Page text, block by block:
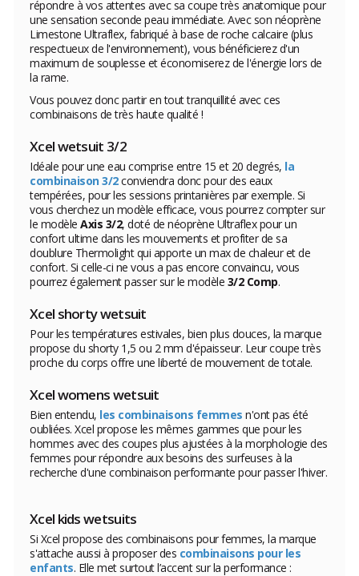
répondre à vos attentes avec sa coupe très anatomique pour
une sensation seconde peau immédiate. Avec son néoprène
Limestone Ultraflex, fabriqué à base de roche calcaire (plus
respectueux de l'environnement), vous bénéficierez d'un
maximum de souplesse et économiserez de l'énergie lors de
la rame.
Vous pouvez donc partir en tout tranquillité avec ces
combinaisons de très haute qualité !
Xcel wetsuit 3/2
Idéale pour une eau comprise entre 15 et 20 degrés, la
combinaison 3/2conviendra donc pour des eaux
tempérées, pour les sessions printanières par exemple. Si
vous cherchez un modèle efficace, vous pourrez compter sur
le modèle Axis 3/2, doté de néoprène Ultraflex pour un
confort ultime dans les mouvements et profiter de sa
doublure Thermolight qui apporte un max de chaleur et de
confort. Si celle-ci ne vous a pas encore convaincu, vous
pourrez également passer sur le modèle 3/2 Comp.
Xcel shorty wetsuit
Pour les températures estivales, bien plus douces, la marque
propose du shorty 1,5 ou 2 mm d'épaisseur. Leur coupe très
proche du corps offre une liberté de mouvement de totale.
Xcel womens wetsuit
Bien entendu, les combinaisons femmes n'ont pas été
oubliées. Xcel propose les mêmes gammes que pour les
hommes avec des coupes plus ajustées à la morphologie des
femmes pour répondre aux besoins des surfeuses à la
recherche d'une combinaison performante pour passer l'hiver.
Xcel kids wetsuits
Si Xcel propose des combinaisons pour femmes, la marque
s'attache aussi à proposer des combinaisons pour les
enfants. Elle met surtout l’accent sur la performance :